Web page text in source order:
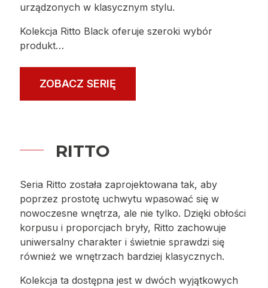
urządzonych w klasycznym stylu.
Kolekcja Ritto Black oferuje szeroki wybór
produkt…
ZOBACZ SERIĘ
RITTO
Seria Ritto została zaprojektowana tak, aby
poprzez prostotę uchwytu wpasować się w
nowoczesne wnętrza, ale nie tylko. Dzięki obłości
korpusu i proporcjach bryły, Ritto zachowuje
uniwersalny charakter i świetnie sprawdzi się
również we wnętrzach bardziej klasycznych.
Kolekcja ta dostępna jest w dwóch wyjątkowych